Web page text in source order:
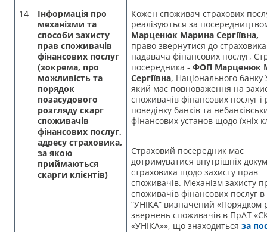
14
Інформація про
механізми та
способи захисту
прав споживачів
фінансових послуг
(зокрема, про
можливість та
порядок
позасудового
розгляду скарг
споживачів
фінансових послуг,
адресу страховика,
за якою
приймаються
скарги клієнтів)
Кожен споживач страхових
реалізуються за
Марценюк Марина Сергіївна,
право звернутися до
надавача фінансових послуг,
посередника - ФОП Марценюк
Сергіївна, Національного банку
який має повноваження на
споживачів фінансових послуг і
поведінку банків та
фінансових установ щодо їхніх
Страховий посередник має
дотримуватися внутрішніх
страховика щодо захисту прав
споживачів. Механізм захисту
споживачів фінансових послуг
“УНІКА” визначений «Порядком
звернень споживачів в ПрАТ
«УНІКА»», що знаходиться за